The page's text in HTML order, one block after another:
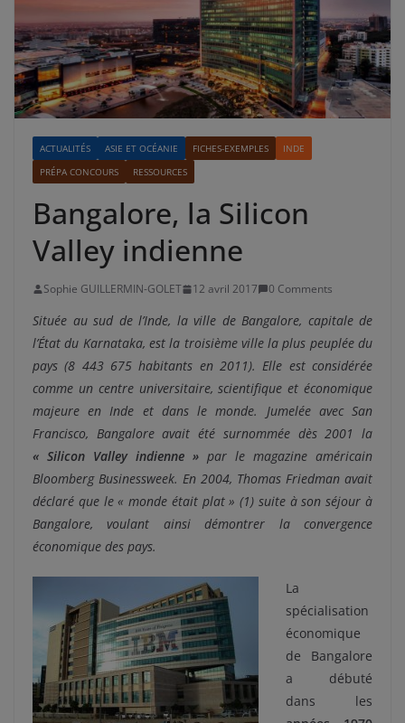
ACTUALITÉS ASIE ET OCÉANIE FICHES-EXEMPLES
INDE
PRÉPA CONCOURS
RESSOURCES
Bangalore, la Silicon
Valley indienne
Sophie GUILLERMIN-GOLET 12 avril 2017 0 Comments
Située au sud de l’Inde, la ville de Bangalore, capitale de
l’État du Karnataka, est la troisième ville la plus peuplée du
pays (8 443 675 habitants en 2011). Elle est considérée
comme un centre universitaire, scientifique et économique
majeure en Inde et dans le monde. Jumelée avec San
Francisco, Bangalore avait été surnommée dès 2001 la
« Silicon Valley indienne » par le magazine américain
Bloomberg Businessweek. En 2004, Thomas Friedman avait
déclaré que le « monde était plat » (1) suite à son séjour à
Bangalore, voulant ainsi démontrer la convergence
économique des pays.
La
spécialisation
économique
de Bangalore
a débuté
dans les